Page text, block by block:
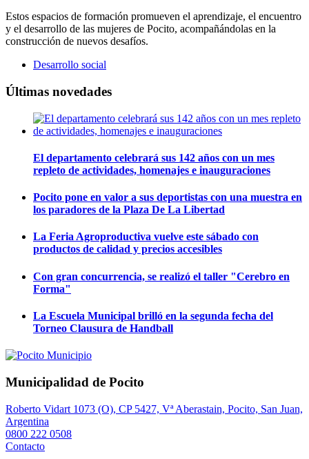
Estos espacios de formación promueven el aprendizaje, el encuentro
y el desarrollo de las mujeres de Pocito, acompañándolas en la
construcción de nuevos desafíos.
Desarrollo social
Últimas novedades
El departamento celebrará sus 142 años con un mes
repleto de actividades, homenajes e inauguraciones
Pocito pone en valor a sus deportistas con una muestra en
los paradores de la Plaza De La Libertad
La Feria Agroproductiva vuelve este sábado con
productos de calidad y precios accesibles
Con gran concurrencia, se realizó el taller "Cerebro en
Forma"
La Escuela Municipal brilló en la segunda fecha del
Torneo Clausura de Handball
Municipalidad de Pocito
Roberto Vidart 1073 (O), CP 5427, Vª Aberastain, Pocito, San Juan,
Argentina
0800 222 0508
Contacto